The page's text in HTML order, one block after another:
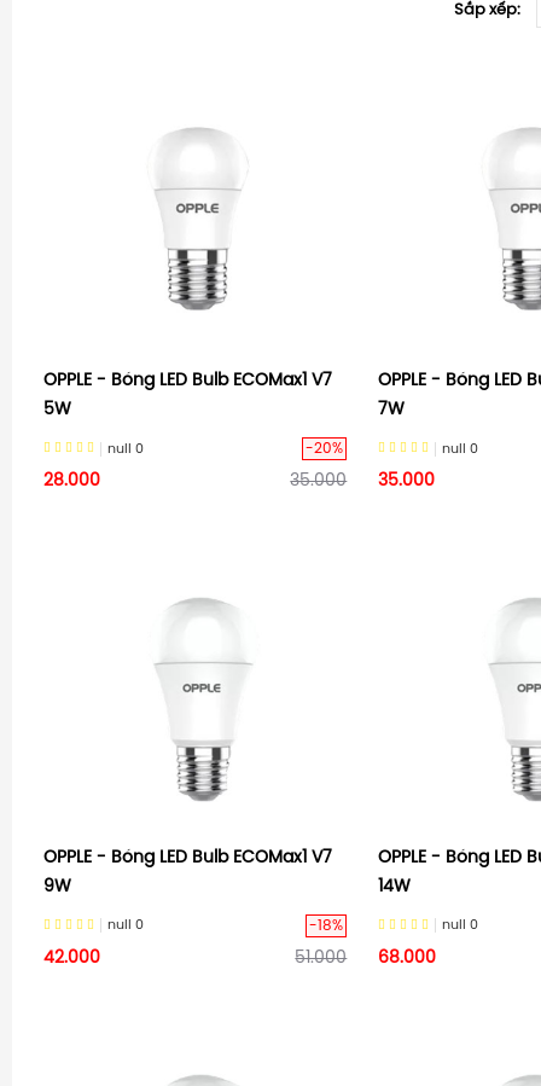
Sắp xếp:
OPPLE - Bóng LED Bulb ECOMax1 V7
5W
null 0 -20%
28.000 35.000
OPPLE - Bóng LED
7W
null 0
35.000
OPPLE - Bóng LED Bulb ECOMax1 V7
9W
null 0 -18%
42.000 51.000
OPPLE - Bóng LED
14W
null 0
68.000